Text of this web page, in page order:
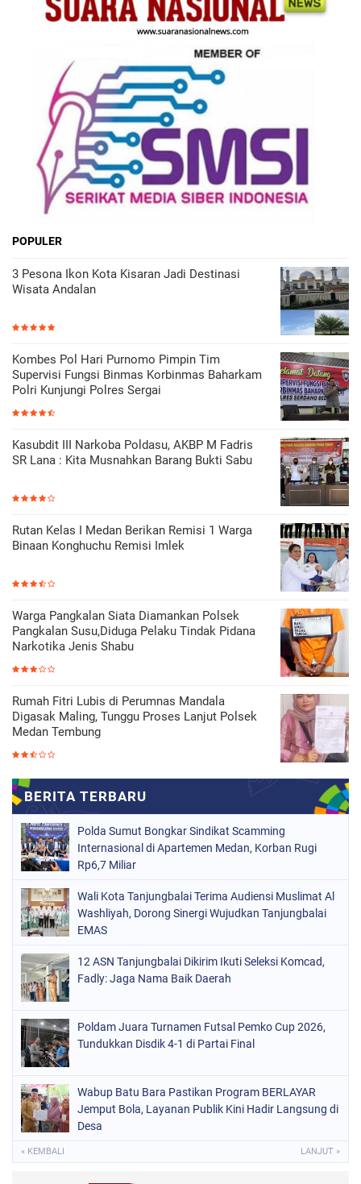
POPULER
3 Pesona Ikon Kota Kisaran Jadi Destinasi
Wisata Andalan
Kombes Pol Hari Purnomo Pimpin Tim
Supervisi Fungsi Binmas Korbinmas Baharkam
Polri Kunjungi Polres Sergai
Kasubdit III Narkoba Poldasu, AKBP M Fadris
SR Lana : Kita Musnahkan Barang Bukti Sabu
Rutan Kelas I Medan Berikan Remisi 1 Warga
Binaan Konghuchu Remisi Imlek
Warga Pangkalan Siata Diamankan Polsek
Pangkalan Susu,Diduga Pelaku Tindak Pidana
Narkotika Jenis Shabu
Rumah Fitri Lubis di Perumnas Mandala
Digasak Maling, Tunggu Proses Lanjut Polsek
Medan Tembung
Polda Sumut Bongkar Sindikat Scamming
Internasional di Apartemen Medan, Korban Rugi
Rp6,7 Miliar
Wali Kota Tanjungbalai Terima Audiensi Muslimat Al
Washliyah, Dorong Sinergi Wujudkan Tanjungbalai
EMAS
12 ASN Tanjungbalai Dikirim Ikuti Seleksi Komcad,
Fadly: Jaga Nama Baik Daerah
Poldam Juara Turnamen Futsal Pemko Cup 2026,
Tundukkan Disdik 4-1 di Partai Final
Wabup Batu Bara Pastikan Program BERLAYAR
Jemput Bola, Layanan Publik Kini Hadir Langsung di
Desa
« KEMBALI LANJUT »